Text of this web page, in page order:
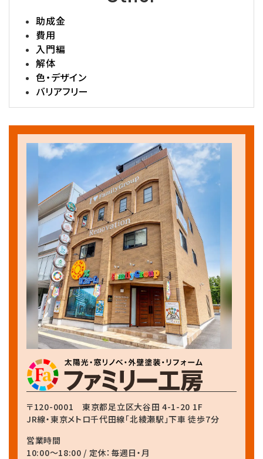
助成金
費用
入門編
解体
色・デザイン
バリアフリー
〒120-0001 東京都足立区大谷田 4-1-20 1F
JR線・東京メトロ千代田線「北綾瀬駅」下車 徒歩7分
営業時間
10:00～18:00 / 定休：毎週日・月